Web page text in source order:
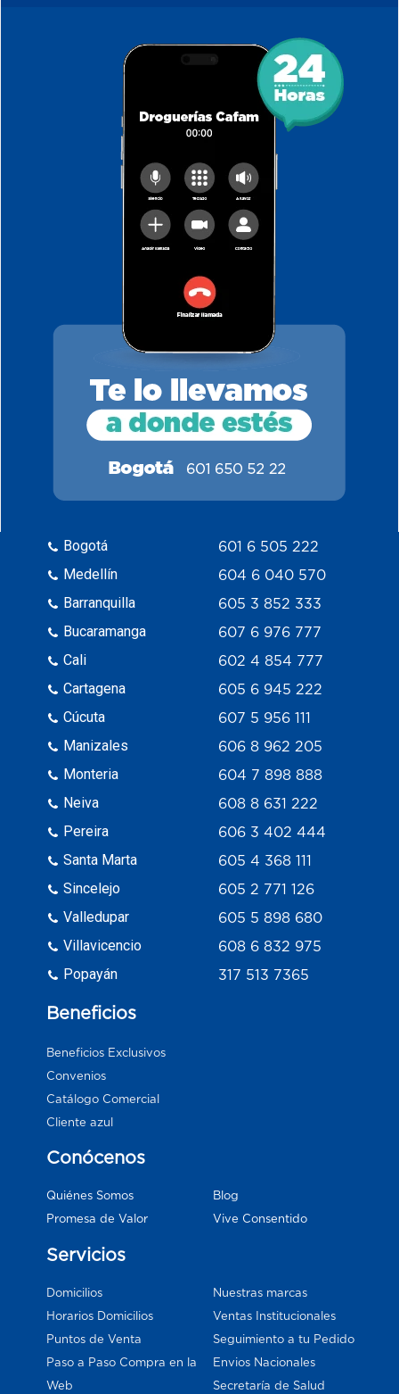
Bogotá
Medellín
Barranquilla
Bucaramanga
Cali
Cartagena
Cúcuta
Manizales
Monteria
Neiva
Pereira
Santa Marta
Sincelejo
Valledupar
Villavicencio
Popayán
601 6 505 222
604 6 040 570
605 3 852 333
607 6 976 777
602 4 854 777
605 6 945 222
607 5 956 111
606 8 962 205
604 7 898 888
608 8 631 222
606 3 402 444
605 4 368 111
605 2 771 126
605 5 898 680
608 6 832 975
317 513 7365
Beneficios
Beneficios Exclusivos
Convenios
Catálogo Comercial
Cliente azul
Conócenos
Quiénes Somos
Promesa de Valor
Blog
Vive Consentido
Servicios
Domicilios
Horarios Domicilios
Puntos de Venta
Paso a Paso Compra en la
Web
Nuestras marcas
Ventas Institucionales
Seguimiento a tu Pedido
Envios Nacionales
Secretaría de Salud